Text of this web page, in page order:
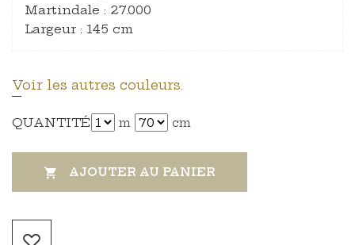
Martindale : 27.000
Largeur : 145 cm
Voir les autres couleurs.
QUANTITÉ m cm
 AJOUTER AU PANIER